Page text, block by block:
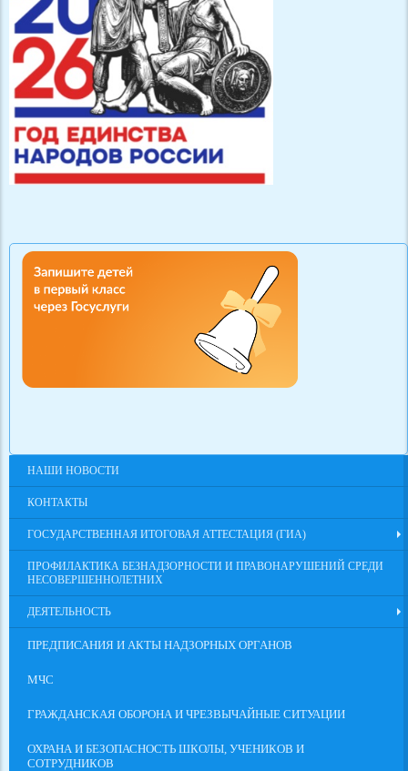
НАШИ НОВОСТИ
КОНТАКТЫ
ГОСУДАРСТВЕННАЯ ИТОГОВАЯ АТТЕСТАЦИЯ (ГИА)
ПРОФИЛАКТИКА БЕЗНАДЗОРНОСТИ И ПРАВОНАРУШЕНИЙ СРЕДИ
НЕСОВЕРШЕННОЛЕТНИХ
ДЕЯТЕЛЬНОСТЬ
ПРЕДПИСАНИЯ И АКТЫ НАДЗОРНЫХ ОРГАНОВ
МЧС
ГРАЖДАНСКАЯ ОБОРОНА И ЧРЕЗВЫЧАЙНЫЕ СИТУАЦИИ
ОХРАНА И БЕЗОПАСНОСТЬ ШКОЛЫ, УЧЕНИКОВ И
СОТРУДНИКОВ